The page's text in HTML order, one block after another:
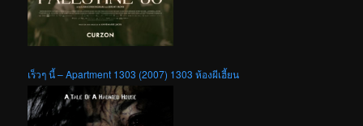
เร็วๆ นี้ – Apartment 1303 (2007) 1303 ห้องผีเฮี้ยน